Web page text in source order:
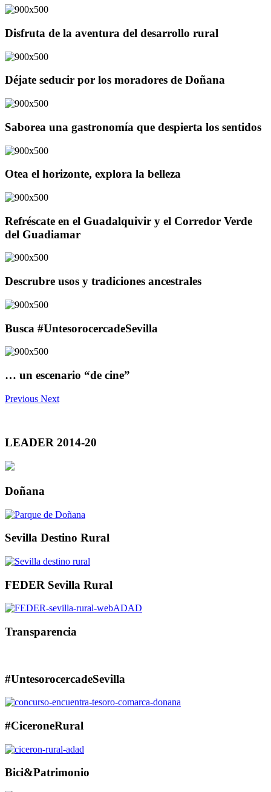
Disfruta de la aventura del desarrollo rural
Déjate seducir por los moradores de Doñana
Saborea una gastronomía que despierta los sentidos
Otea el horizonte, explora la belleza
Refréscate en el Guadalquivir y el Corredor Verde
del Guadiamar
Descrubre usos y tradiciones ancestrales
Busca #UntesorocercadeSevilla
… un escenario “de cine”
Previous Next
LEADER 2014-20
Doñana
Sevilla Destino Rural
FEDER Sevilla Rural
Transparencia
#UntesorocercadeSevilla
#CiceroneRural
Bici&Patrimonio